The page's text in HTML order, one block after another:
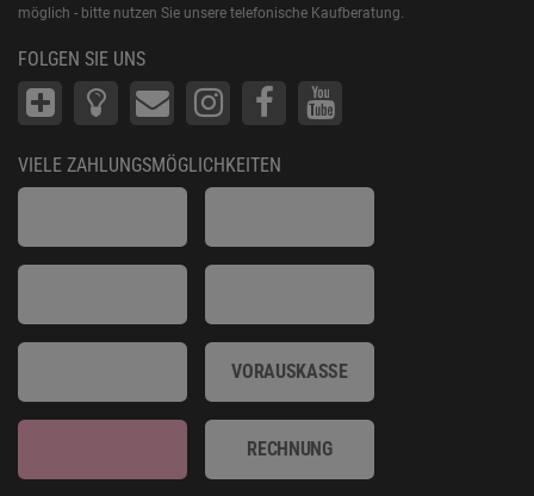
möglich - bitte nutzen Sie unsere telefonische Kaufberatung.
FOLGEN SIE UNS
VIELE ZAHLUNGSMÖGLICHKEITEN
VORAUSKASSE
RECHNUNG